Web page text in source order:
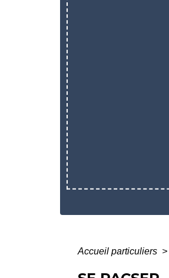
Accueil particuliers >